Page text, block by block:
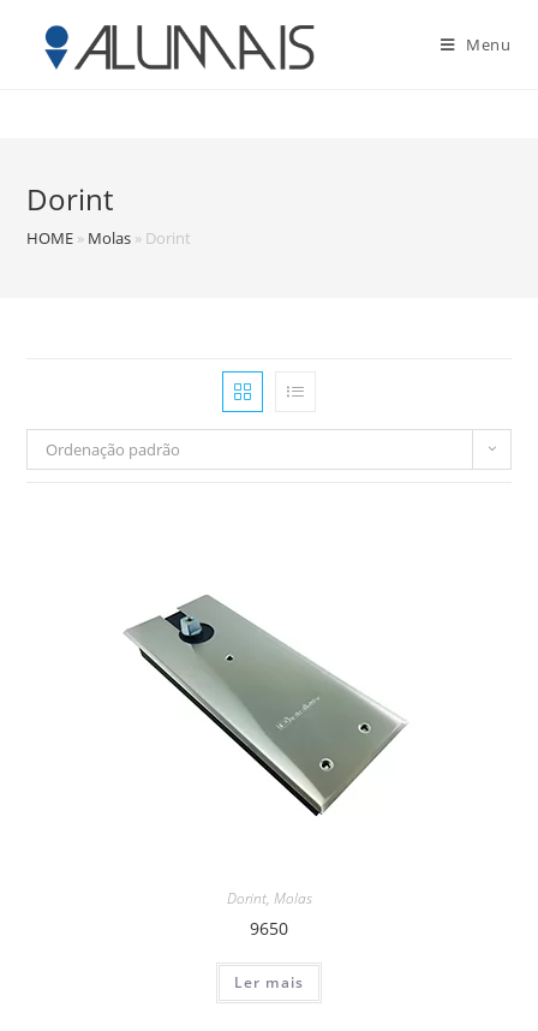
Menu
Dorint
HOME » Molas » Dorint
Ordenação padrão
Dorint, Molas
9650
Ler mais